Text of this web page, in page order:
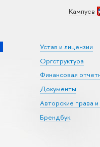
Кампус в
Устав и лицензии
Оргструктура
Финансовая
Документы
Авторские права
Брендбук